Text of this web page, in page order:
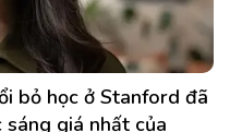
bỏ học ở Stanford đã
sáng giá nhất của